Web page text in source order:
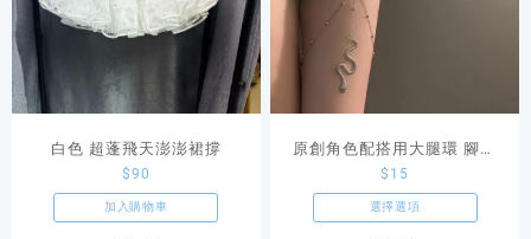
白色 超蓬飛天澎澎裙撐
$90
加入購物車
原創角色配搭用大腿環 腳飾
腿飾
$ 15
選擇選項